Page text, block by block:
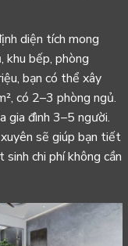
diện tích mong
khu bếp, phòng
bạn có thể xây
có 2–3 phòng ngủ.
gia đình 3–5 người.
sẽ giúp bạn tiết
chi phí không cần